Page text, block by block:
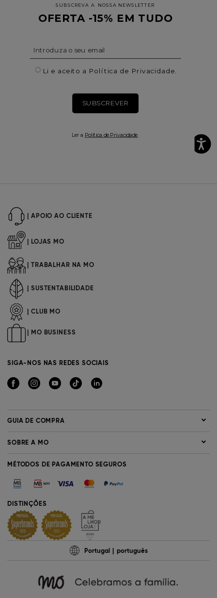
| APOIO AO CLIENTE
| LOJAS MO
| TRABALHAR NA MO
| SUSTENTABILIDADE
| CLUB MO
| MO BUSINESS
SIGA-NOS NAS REDES SOCIAIS
GUIA DE COMPRA
SOBRE A MO
MÉTODOS DE PAGAMENTO SEGUROS
DISTINÇÕES
Portugal português